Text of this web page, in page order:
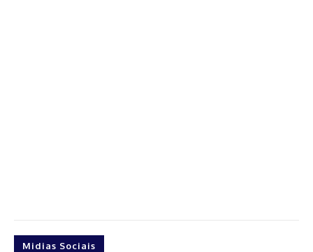
Midias Sociais